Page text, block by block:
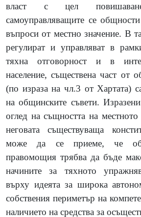
власт с цел
самоуправляващите се
въпроси от местно значение. В
регулират и управляват в
тяхна отговорност и в
население, съществена част от
(по израза на чл.3 от Хартата)
на общинските съвети.
оглед на същността на
неговата съществуваща
може да се приеме, че
правомощия трябва да бъде
начините за тяхното
върху идеята за широка
собствения периметър на
наличието на средства за